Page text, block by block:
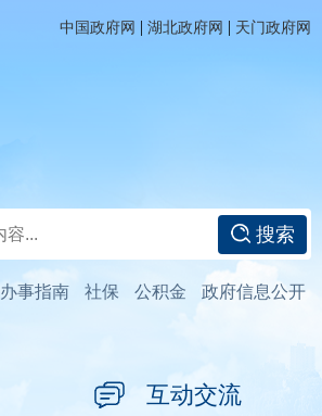
中国政府网 | 湖北政府网 | 天门政府网
搜索
办事指南 社保 公积金 政府信息公开
互动交流